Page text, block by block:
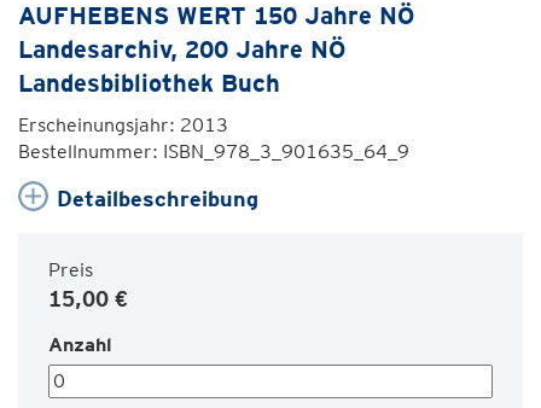
AUFHEBENS WERT 150 Jahre NÖ
Landesarchiv, 200 Jahre NÖ
Landesbibliothek Buch
Erscheinungsjahr: 2013
Bestellnummer: ISBN_978_3_901635_64_9
Detailbeschreibung
Preis
15,00 €
Anzahl